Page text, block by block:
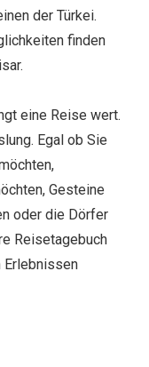
der Türkei.
finden
eine Reise wert.
Egal ob Sie
Gesteine
oder die Dörfer
Reisetagebuch
Erlebnissen